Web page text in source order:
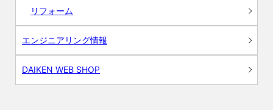
リフォーム
エンジニアリング情報
DAIKEN WEB SHOP